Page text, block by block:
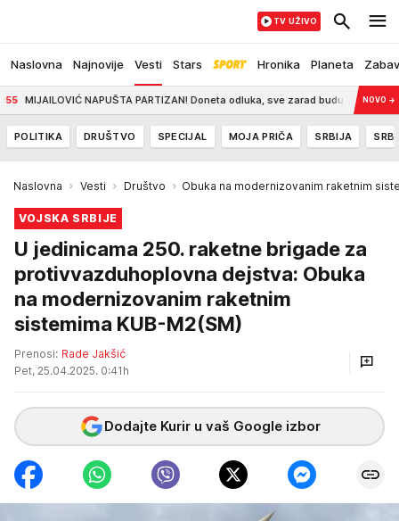
Naslovna Najnovije Vesti Stars Hronika Planeta
TV UŽIVO
NAPUŠTA PARTIZAN! Doneta odluka, sve zarad budućnosti 8:46
NOVO →
POLITIKA DRUŠTVO SPECIJAL MOJA PRIČA SRBIJA
Naslovna Vesti Društvo Obuka na modernizovanim raketnim
VOJSKA SRBIJE
U jedinicama 250. raketne brigade za
protivvazduhoplovna dejstva: Obuka
na modernizovanim raketnim
sistemima KUB-M2(SM)
Prenosi: Rade Jakšić
Pet, 25.04.2025. 0:41h
Dodajte Kurir u vaš Google izbor